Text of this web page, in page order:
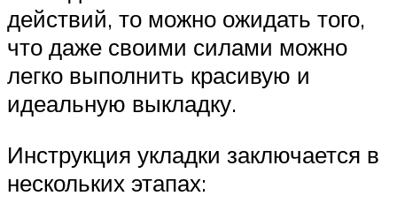
действий, то можно ожидать того,
что даже своими силами можно
легко выполнить красивую и
идеальную выкладку.
Инструкция укладки заключается в
нескольких этапах: